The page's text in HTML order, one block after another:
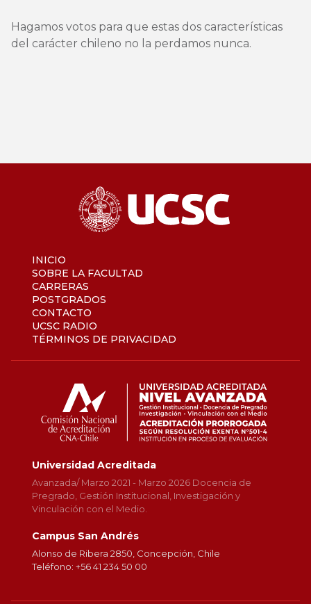
Hagamos votos para que estas dos características
del carácter chileno no la perdamos nunca.
INICIO
SOBRE LA FACULTAD
CARRERAS
POSTGRADOS
CONTACTO
UCSC RADIO
TÉRMINOS DE PRIVACIDAD
Universidad Acreditada
Avanzada/ Marzo 2021 - Marzo 2026 Docencia de
Pregrado, Gestión Institucional, Investigación y
Vinculación con el Medio.
Campus San Andrés
Alonso de Ribera 2850, Concepción, Chile
Teléfono: +56 41 234 50 00